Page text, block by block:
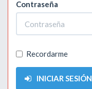
Contraseña
Recordarme
INICIAR SESIÓN